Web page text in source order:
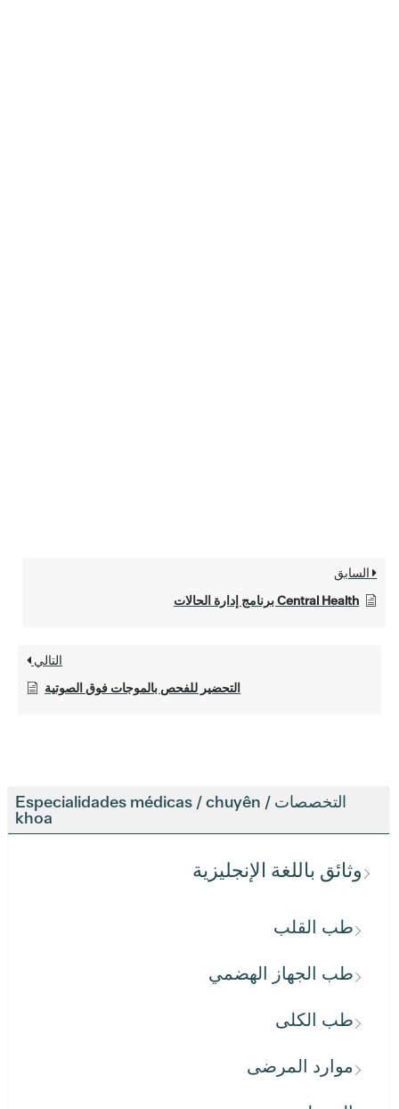
التخصصات / Especialidades médicas / chuyên
khoa
وثائق باللغة الإنجليزية
طب القلب
طب الجهاز الهضمي
طب الكلى
موارد المرضى
السابق
Central Health برنامج إدارة الحالات
التالي
التحضير للفحص بالموجات فوق الصوتية